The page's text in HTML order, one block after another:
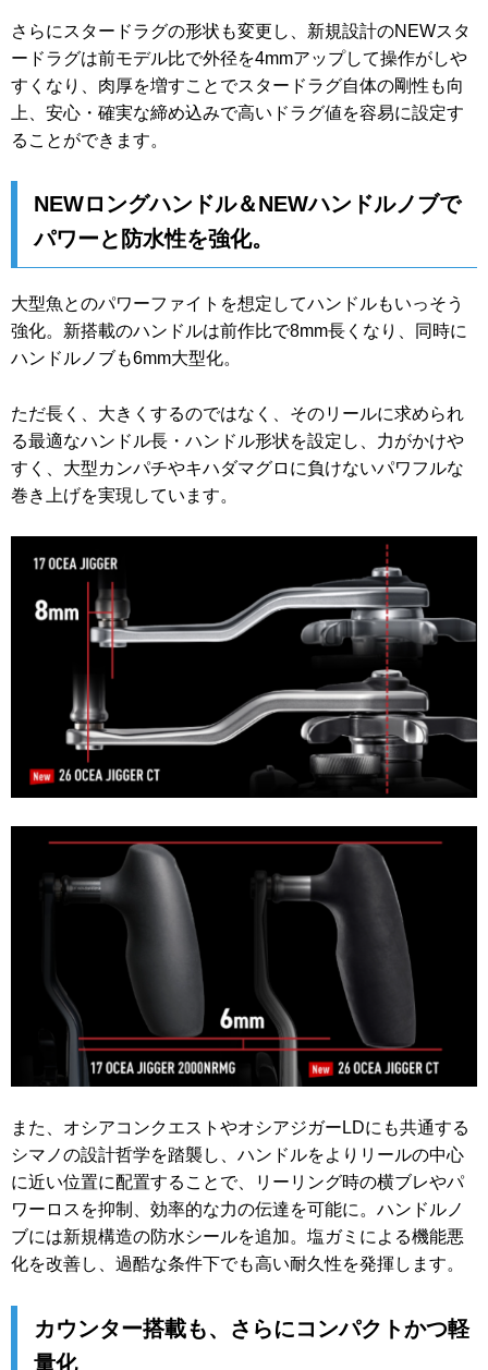
さらにスタードラグの形状も変更し、新規設計のNEWスタ
ードラグは前モデル比で外径を4mmアップして操作がしや
すくなり、肉厚を増すことでスタードラグ自体の剛性も向
上、安心・確実な締め込みで高いドラグ値を容易に設定す
ることができます。
NEWロングハンドル＆NEWハンドルノブで
パワーと防水性を強化。
大型魚とのパワーファイトを想定してハンドルもいっそう
強化。新搭載のハンドルは前作比で8mm長くなり、同時に
ハンドルノブも6mm大型化。
ただ長く、大きくするのではなく、そのリールに求められ
る最適なハンドル長・ハンドル形状を設定し、力がかけや
すく、大型カンパチやキハダマグロに負けないパワフルな
巻き上げを実現しています。
また、オシアコンクエストやオシアジガーLDにも共通する
シマノの設計哲学を踏襲し、ハンドルをよりリールの中心
に近い位置に配置することで、リーリング時の横ブレやパ
ワーロスを抑制、効率的な力の伝達を可能に。ハンドルノ
ブには新規構造の防水シールを追加。塩ガミによる機能悪
化を改善し、過酷な条件下でも高い耐久性を発揮します。
カウンター搭載も、さらにコンパクトかつ軽
量化